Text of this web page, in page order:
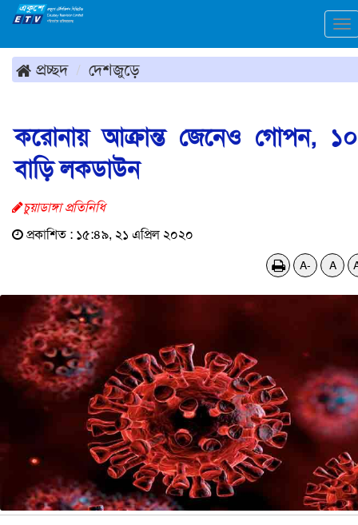
প্রচ্ছদ দেশজুড়ে
করোনায় আক্রান্ত জেনেও গোপন,
বাড়ি লকডাউন
চুয়াডাঙ্গা প্রতিনিধি
প্রকাশিত : ১৫:৪৯, ২১ এপ্রিল ২০২০
A- A